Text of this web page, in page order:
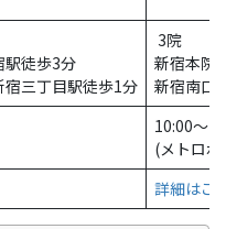
駅徒歩3分
三丁目駅徒歩1分
3院
新宿本院
新宿南口
10:00〜
(メトロ
詳細はこ